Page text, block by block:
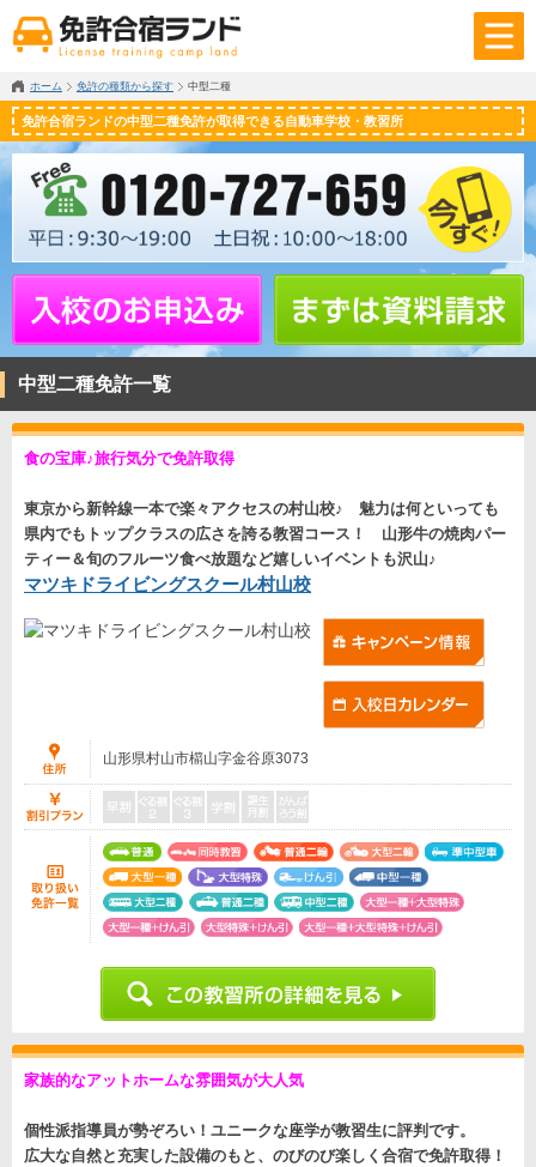
ホーム 免許の種類から探す 中型二種
免許合宿ランドの中型二種免許が取得できる自動車学校・教習所
中型二種免許一覧
食の宝庫♪旅行気分で免許取得
東京から新幹線一本で楽々アクセスの村山校♪ 魅力は何といっても
県内でもトップクラスの広さを誇る教習コース！ 山形牛の焼肉パー
ティー＆旬のフルーツ食べ放題など嬉しいイベントも沢山♪
マツキドライビングスクール村山校
山形県村山市櫤山字金谷原3073
家族的なアットホームな雰囲気が大人気
個性派指導員が勢ぞろい！ユニークな座学が教習生に評判です。
広大な自然と充実した設備のもと、のびのび楽しく合宿で免許取得！